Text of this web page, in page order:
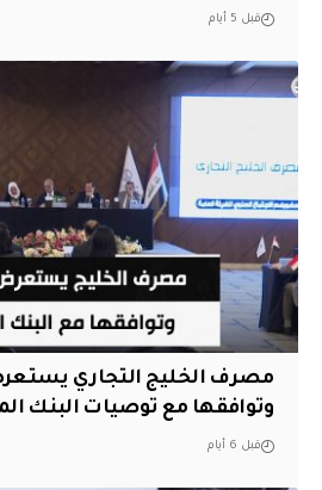
قبل 5 أيام
مصرف الخليج التجاري
وتوافقها مع توصيات البنك
قبل 6 أيام